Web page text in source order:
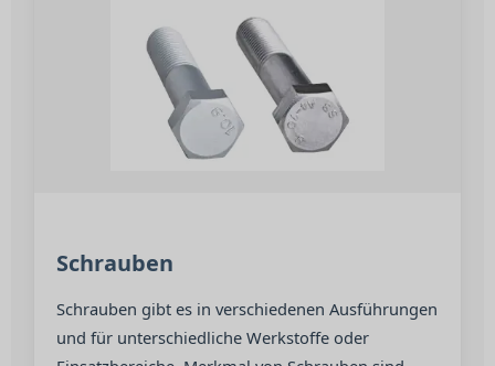
Schrauben
Schrauben gibt es in verschiedenen Ausführungen
und für unterschiedliche Werkstoffe oder